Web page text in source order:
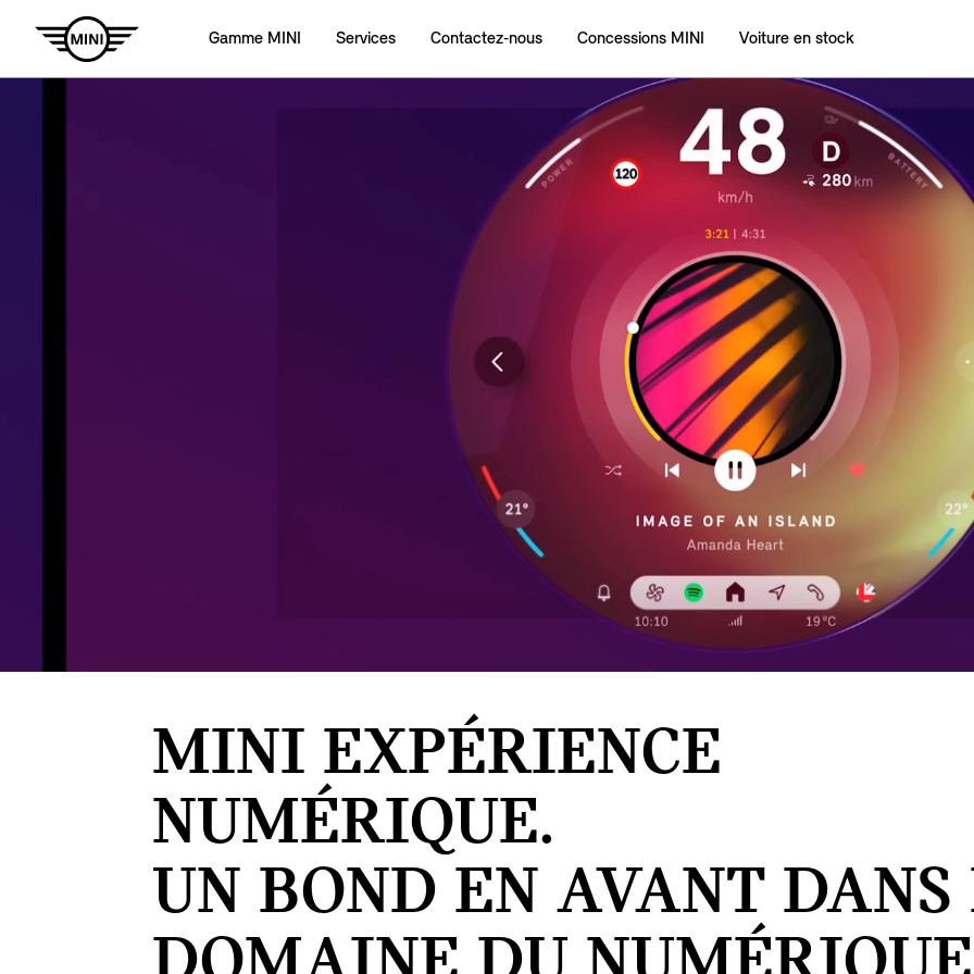
Gamme MINI Services Contactez‑nous Concessions MINI Voiture en stock
MINI EXPÉRIENCE
NUMÉRIQUE.
UN BOND EN AVANT DANS